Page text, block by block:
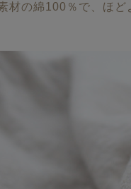
材の綿100％で、ほど